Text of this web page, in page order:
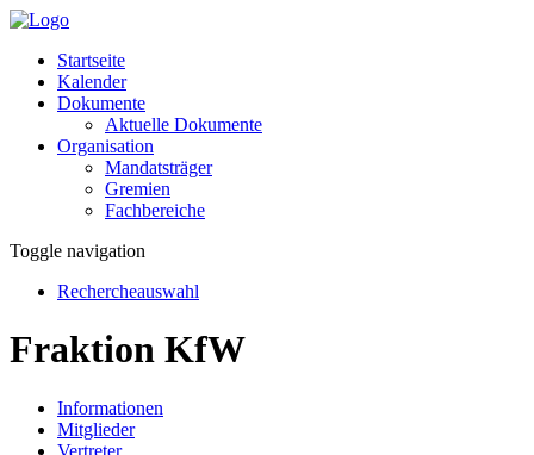
Startseite
Kalender
Dokumente
Aktuelle Dokumente
Organisation
Mandatsträger
Gremien
Fachbereiche
Toggle navigation
Rechercheauswahl
Fraktion KfW
Informationen
Mitglieder
Vertreter